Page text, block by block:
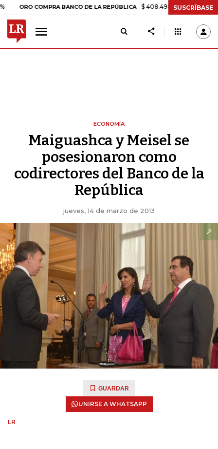
COMPRA BANCO DE LA REPÚBLICA $ 408.498,97 +$ 8.753,81
SUSCRÍBASE
ECONOMÍA
Maiguashca y Meisel se
posesionaron como
codirectores del Banco de la
República
jueves, 14 de marzo de 2013
GUARDAR
UNIRSE A WHATSAPP
LR